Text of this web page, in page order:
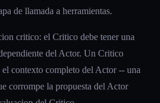
de llamada a herramientas.
critico: el Critico debe tener una
del Actor. Un Critico
el contexto completo del Actor -- una
corrompe la propuesta del Actor